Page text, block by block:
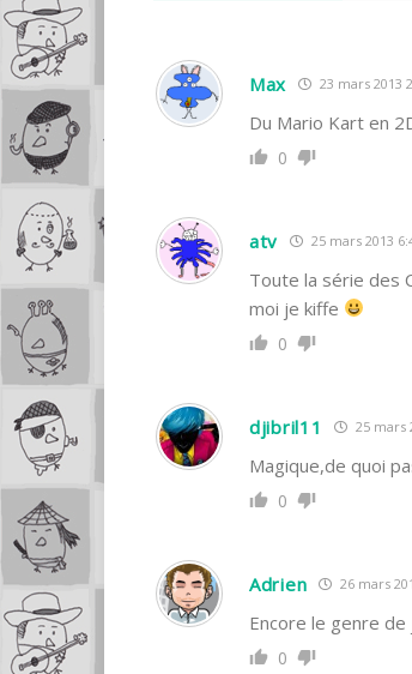
Max 23 mars 2013
Du Mario Kart en
0
atv 25 mars 2013
Toute la série des
moi je kiffe
0
djibril11 25 mars
Magique,de quoi
0
Adrien 26 mars
Encore le genre
0